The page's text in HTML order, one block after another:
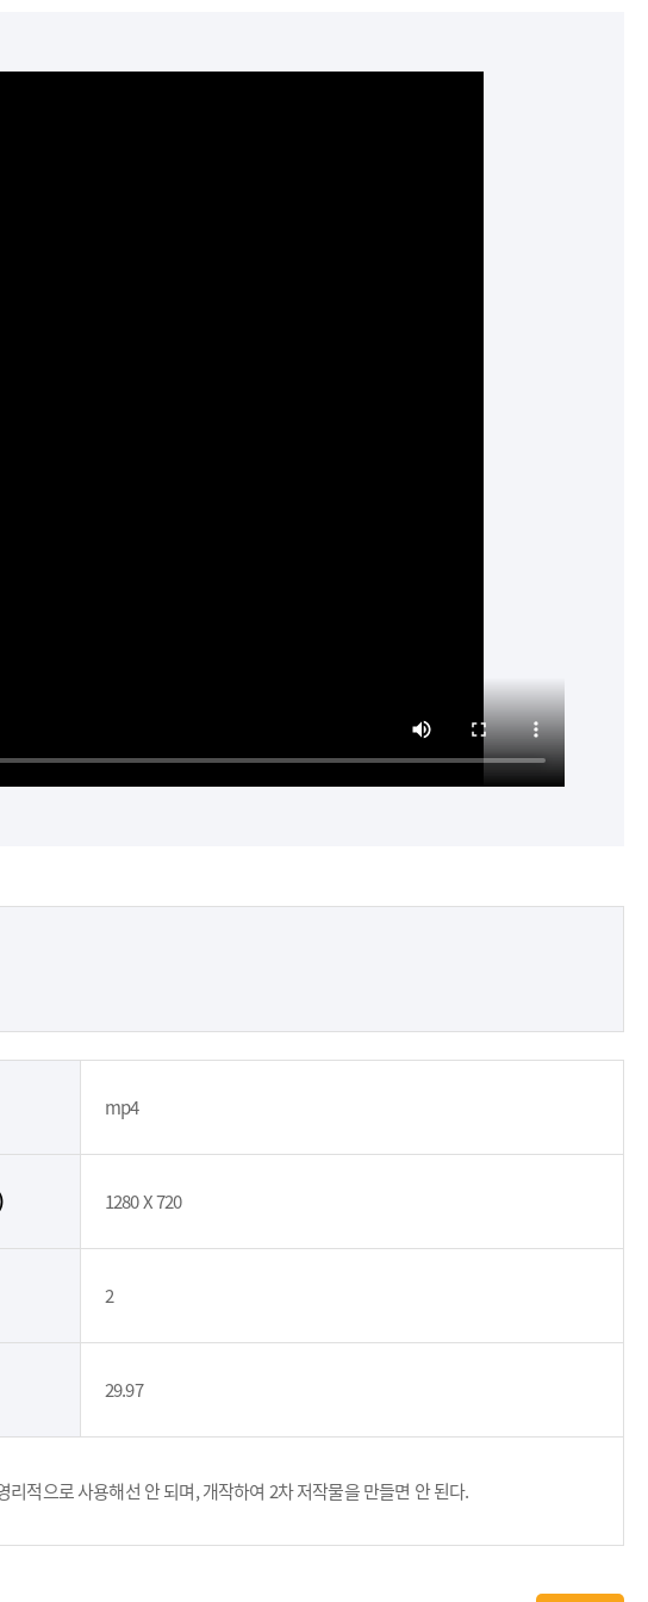
mp4
1280 X 720
2
29.97
적으로 사용해선 안 되며, 개작하여 2차 저작물을 만들면 안 된다.